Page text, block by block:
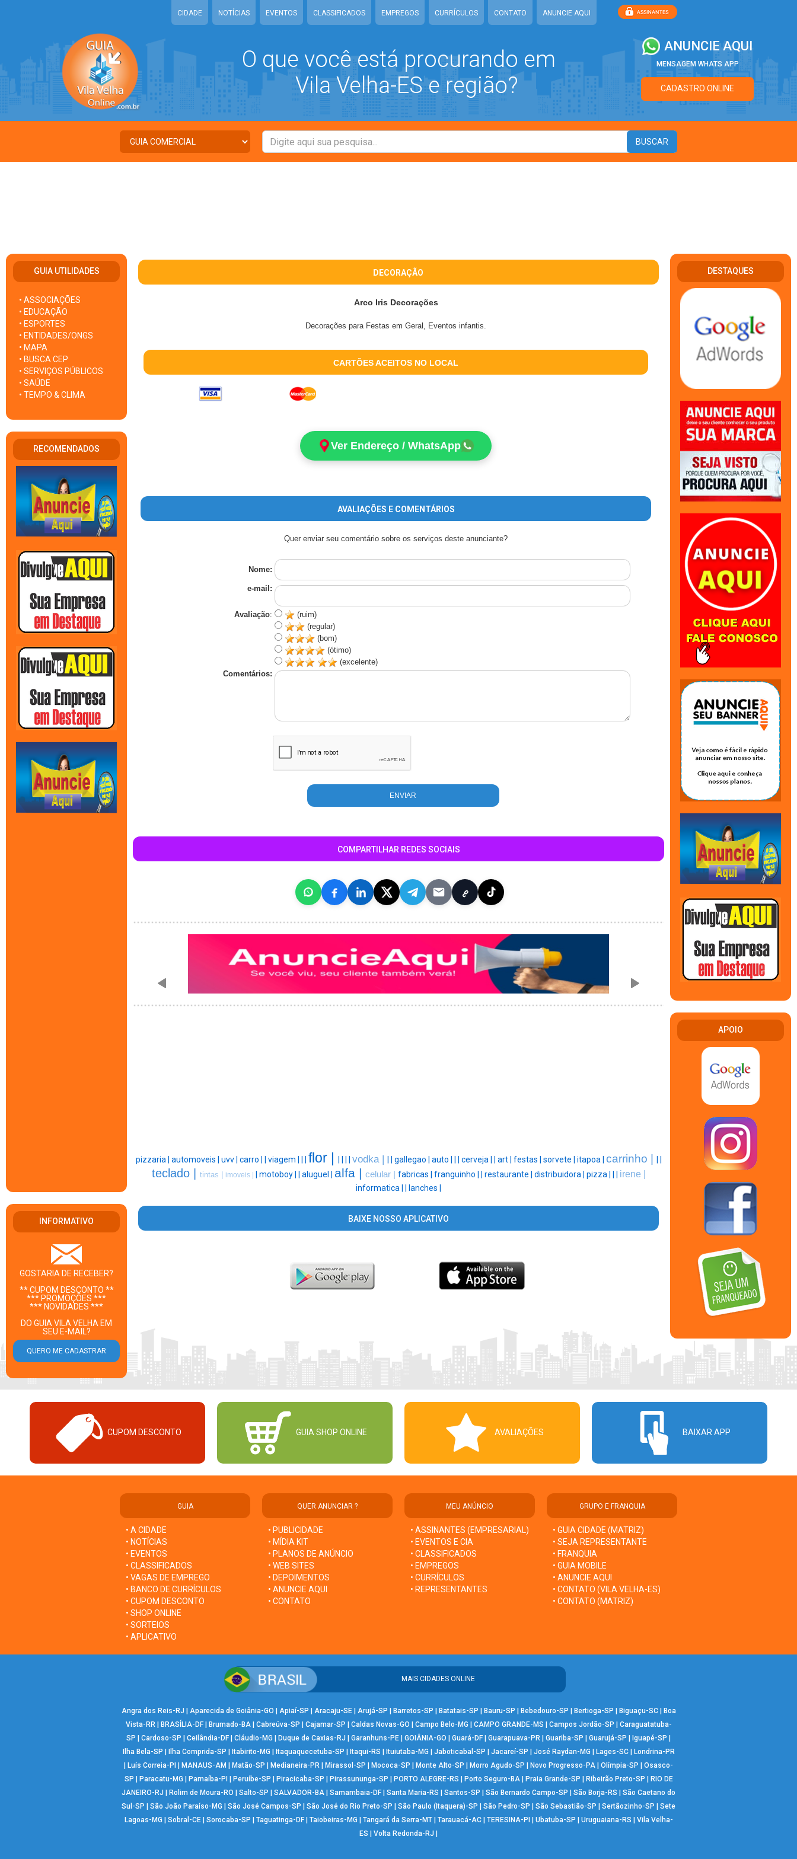
CIDADE NOTÍCIAS EVENTOS CLASSIFICADOS EMPREGOS CURRÍCULOS CONTATO ANUNCIE AQUI
O que você está procurando em
Vila Velha-ES e região?
ANUNCIE AQUI
MENSAGEM WHATS APP
CADASTRO ONLINE
GUIA UTILIDADES
• ASSOCIAÇÕES
• EDUCAÇÃO
• ESPORTES
• ENTIDADES/ONGS
• MAPA
• BUSCA CEP
• SERVIÇOS PÚBLICOS
• SAÚDE
• TEMPO & CLIMA
RECOMENDADOS
INFORMATIVO
GOSTARIA DE RECEBER?
** CUPOM DESCONTO **
*** PROMOÇÕES ***
*** NOVIDADES ***
DO GUIA VILA VELHA EM
SEU E-MAIL?
DECORAÇÃO
Arco Iris Decorações
Decorações para Festas em Geral, Eventos infantis.
CARTÕES ACEITOS NO LOCAL
Ver Endereço / WhatsApp
AVALIAÇÕES E COMENTÁRIOS
Quer enviar seu comentário sobre os serviços deste anunciante?
Nome:
e-mail:
Avaliação:
(ruim)
(regular)
(bom)
(ótimo)
(excelente)
Comentários:
COMPARTILHAR REDES SOCIAIS
pizzaria | automoveis | uvv | carro | viagem | flor | vodka | gallegao | auto | cerveja | art | festas | sorvete | itapoa | carrinho |
teclado | tintas | imoveis | motoboy | aluguel | alfa | celular | fabricas | franguinho | restaurante | distribuidora | pizza | irene |
informatica | lanches |
BAIXE NOSSO APLICATIVO
DESTAQUES
APOIO
CUPOM DESCONTO GUIA SHOP ONLINE AVALIAÇÕES BAIXAR APP
GUIA
• A CIDADE
• NOTÍCIAS
• EVENTOS
• CLASSIFICADOS
• VAGAS DE EMPREGO
• BANCO DE CURRÍCULOS
• CUPOM DESCONTO
• SHOP ONLINE
• SORTEIOS
• APLICATIVO
QUER ANUNCIAR ?
• PUBLICIDADE
• MÍDIA KIT
• PLANOS DE ANÚNCIO
• WEB SITES
• DEPOIMENTOS
• ANUNCIE AQUI
• CONTATO
MEU ANÚNCIO
• ASSINANTES (EMPRESARIAL)
• EVENTOS E CIA
• CLASSIFICADOS
• EMPREGOS
• CURRÍCULOS
• REPRESENTANTES
GRUPO E FRANQUIA
• GUIA CIDADE (MATRIZ)
• SEJA REPRESENTANTE
• FRANQUIA
• GUIA MOBILE
• ANUNCIE AQUI
• CONTATO (VILA VELHA-ES)
• CONTATO (MATRIZ)
MAIS CIDADES ONLINE
Angra dos Reis-RJ | Aparecida de Goiânia-GO | Apiaí-SP | Aracaju-SE| Arujá-SP | Barretos-SP | Batatais-SP | Bauru-SP | Bebedouro-SP | Bertioga-SP | Biguaçu-SC| Boa
Vista-RR | BRASÍLIA-DF| Brumado-BA| Cabreúva-SP | Cajamar-SP | Caldas Novas-GO | Campo Belo-MG | CAMPO GRANDE-MS | Campos Jordão-SP | Caraguatatuba-
SP | Cardoso-SP | Ceilândia-DF | Cláudio-MG | Duque de Caxias-RJ | Garanhuns-PE | GOIÂNIA-GO | Guará-DF | Guarapuava-PR | Guariba-SP | Guarujá-SP | Iguapé-SP |
Ilha Bela-SP | Ilha Comprida-SP | Itabirito-MG | Itaquaquecetuba-SP | Itaqui-RS | Ituiutaba-MG | Jaboticabal-SP | Jacareí-SP | José Raydan-MG | Lages-SC| Londrina-PR
| Luís Correia-PI | MANAUS-AM | Matão-SP | Medianeira-PR | Mirassol-SP | Mococa-SP | Monte Alto-SP | Morro Agudo-SP | Novo Progresso-PA | Olímpia-SP | Osasco-
SP | Paracatu-MG | Parnaíba-PI | Peruíbe-SP | Piracicaba-SP | Pirassununga-SP | PORTO ALEGRE-RS | Porto Seguro-BA| Praia Grande-SP | Ribeirão Preto-SP | RIO DE
JANEIRO-RJ | Rolim de Moura-RO | Salto-SP | SALVADOR-BA | Samambaia-DF | Santa Maria-RS | Santos-SP | São Bernardo Campo-SP | São Borja-RS | São Caetano do
Sul-SP | São João Paraíso-MG | São José Campos-SP | São José do Rio Preto-SP | São Paulo (Itaquera)-SP | São Pedro-SP | São Sebastião-SP | Sertãozinho-SP | Sete
Lagoas-MG | Sobral-CE| Sorocaba-SP | Taguatinga-DF| Taiobeiras-MG | Tangará da Serra-MT| Tarauacá-AC| TERESINA-PI | Ubatuba-SP | Uruguaiana-RS | Vila Velha-
ES | Volta Redonda-RJ |